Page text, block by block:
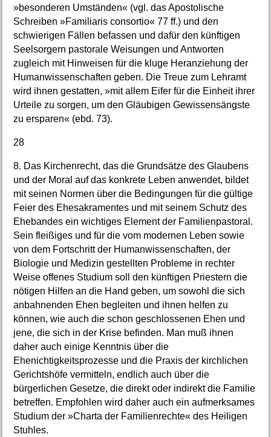
»besonderen Umständen« (vgl. das Apostolische
Schreiben »Familiaris consortio« 77 ff.) und den
schwierigen Fällen befassen und dafür den künftigen
Seelsorgern pastorale Weisungen und Antworten
zugleich mit Hinweisen für die kluge Heranziehung der
Humanwissenschaften geben. Die Treue zum Lehramt
wird ihnen gestatten, »mit allem Eifer für die Einheit ihrer
Urteile zu sorgen, um den Gläubigen Gewissensängste
zu ersparen« (ebd. 73).
28
8. Das Kirchenrecht, das die Grundsätze des Glaubens
und der Moral auf das konkrete Leben anwendet, bildet
mit seinen Normen über die Bedingungen für die gültige
Feier des Ehesakramentes und mit seinem Schutz des
Ehebandes ein wichtiges Element der Familienpastoral.
Sein fleißiges und für die vom modernen Leben sowie
von dem Fortschritt der Humanwissenschaften, der
Biologie und Medizin gestellten Probleme in rechter
Weise offenes Studium soll den künftigen Priestern die
nötigen Hilfen an die Hand geben, um sowohl die sich
anbahnenden Ehen begleiten und ihnen helfen zu
können, wie auch die schon geschlossenen Ehen und
jene, die sich in der Krise befinden. Man muß ihnen
daher auch einige Kenntnis über die
Ehenichtigkeitsprozesse und die Praxis der kirchlichen
Gerichtshöfe vermitteln, endlich auch über die
bürgerlichen Gesetze, die direkt oder indirekt die Familie
betreffen. Empfohlen wird daher auch ein aufmerksames
Studium der »Charta der Familienrechte« des Heiligen
Stuhles.